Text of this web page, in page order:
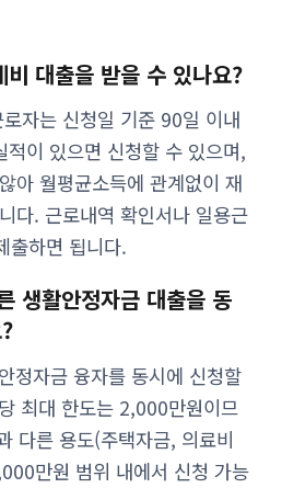
비 대출을 받을 수 있나요?
자는 신청일 기준 90일 이내
이 있으면 신청할 수 있으며,
아 월평균소득에 관계없이 재
다. 근로내역 확인서나 일용근
출하면 됩니다.
생활안정자금 대출을 동
정자금 융자를 동시에 신청할
최대 한도는 2,000만원이므
다른 용도(주택자금, 의료비
만원 범위 내에서 신청 가능